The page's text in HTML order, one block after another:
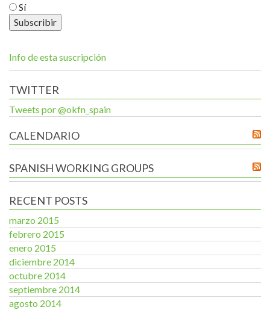
Sí
Info de esta suscripción
TWITTER
Tweets por @okfn_spain
CALENDARIO
SPANISH WORKING GROUPS
RECENT POSTS
marzo 2015
febrero 2015
enero 2015
diciembre 2014
octubre 2014
septiembre 2014
agosto 2014